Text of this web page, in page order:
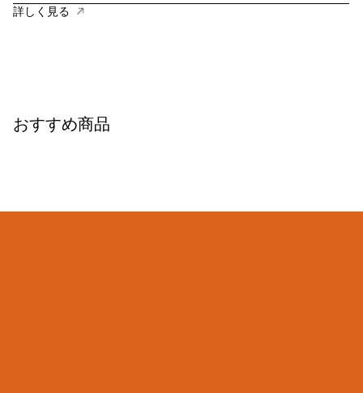
詳しく見る
おすすめ商品